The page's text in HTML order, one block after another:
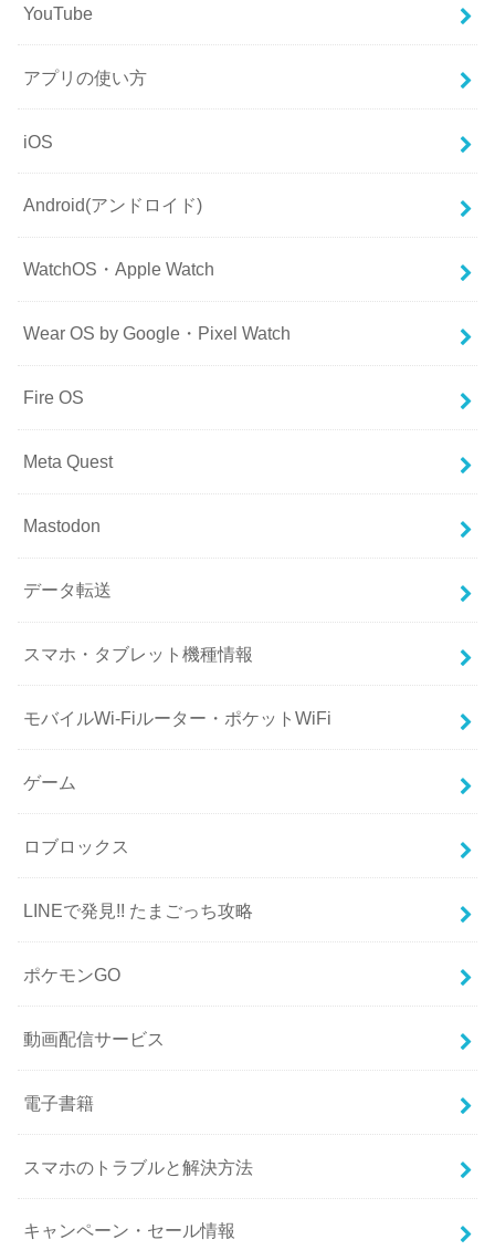
YouTube
アプリの使い方
iOS
Android(アンドロイド)
WatchOS・Apple Watch
Wear OS by Google・Pixel Watch
Fire OS
Meta Quest
Mastodon
データ転送
スマホ・タブレット機種情報
モバイルWi-Fiルーター・ポケットWiFi
ゲーム
ロブロックス
LINEで発見!! たまごっち攻略
ポケモンGO
動画配信サービス
電子書籍
スマホのトラブルと解決方法
キャンペーン・セール情報